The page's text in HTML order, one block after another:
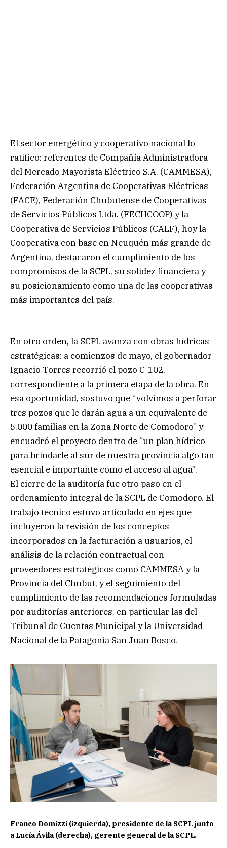
El sector energético y cooperativo nacional lo
ratificó: referentes de Compañía Administradora
del Mercado Mayorista Eléctrico S.A. (CAMMESA),
Federación Argentina de Cooperativas Eléctricas
(FACE), Federación Chubutense de Cooperativas
de Servicios Públicos Ltda. (FECHCOOP) y la
Cooperativa de Servicios Públicos (CALF), hoy la
Cooperativa con base en Neuquén más grande de
Argentina, destacaron el cumplimiento de los
compromisos de la SCPL, su solidez financiera y
su posicionamiento como una de las cooperativas
más importantes del país.
En otro orden, la SCPL avanza con obras hídricas
estratégicas: a comienzos de mayo, el gobernador
Ignacio Torres recorrió el pozo C-102,
correspondiente a la primera etapa de la obra. En
esa oportunidad, sostuvo que “volvimos a perforar
tres pozos que le darán agua a un equivalente de
5.000 familias en la Zona Norte de Comodoro” y
encuadró el proyecto dentro de “un plan hídrico
para brindarle al sur de nuestra provincia algo tan
esencial e importante como el acceso al agua”.
El cierre de la auditoría fue otro paso en el
ordenamiento integral de la SCPL de Comodoro. El
trabajo técnico estuvo articulado en ejes que
incluyeron la revisión de los conceptos
incorporados en la facturación a usuarios, el
análisis de la relación contractual con
proveedores estratégicos como CAMMESA y la
Provincia del Chubut, y el seguimiento del
cumplimiento de las recomendaciones formuladas
por auditorías anteriores, en particular las del
Tribunal de Cuentas Municipal y la Universidad
Nacional de la Patagonia San Juan Bosco.
Franco Domizzi (izquierda), presidente de la SCPL junto
a Lucía Ávila (derecha), gerente general de la SCPL.